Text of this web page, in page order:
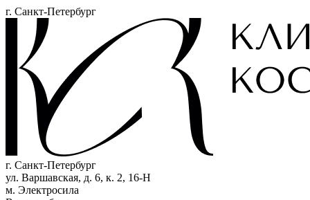
г. Санкт-Петербург
г. Санкт-Петербург
ул. Варшавская, д. 6, к. 2, 16-Н
м. Электросила